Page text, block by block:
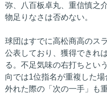
弥、八百板卓丸、重信慎之
物足りなさは否めない。
球団はすでに高松商高のス
公表しており、獲得できれ
る。不足気味の右打ちとい
向では1位指名が重複した
外れた際の「次の一手」も